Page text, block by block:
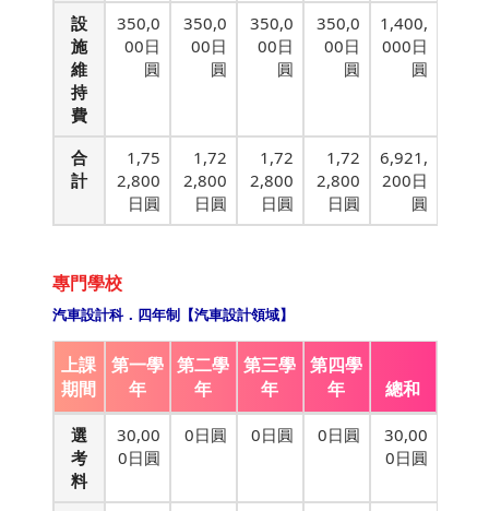
設
施
維
持
費
350,0
00日
圓
350,0
00日
圓
350,0
00日
圓
350,0
00日
圓
1,400,
000日
圓
合
計
1,75
2,800
日圓
1,72
2,800
日圓
1,72
2,800
日圓
1,72
2,800
日圓
6,921,
200日
圓
專門學校
汽車設計科．四年制【汽車設計領域】
上課
期間
第一學
年
第二學
年
第三學
年
第四學
年
總和
選
考
料
30,00
0日圓
0日圓 0日圓 0日圓
30,00
0日圓